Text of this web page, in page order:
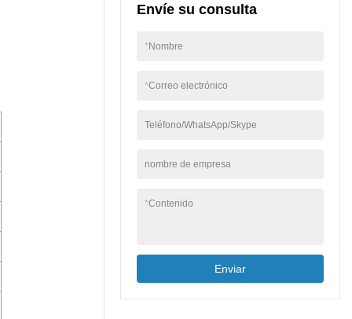
Envíe su consulta
*Nombre
*Correo electrónico
Teléfono/WhatsApp/Skype
nombre de empresa
*Contenido
Enviar